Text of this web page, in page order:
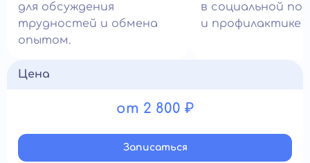
для обсуждения
трудностей и обмена
опытом.
в социальной
и профилактике
Цена
от 2 800 ₽
Записатьcя